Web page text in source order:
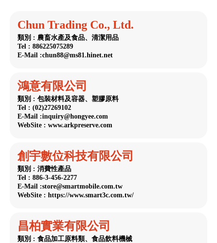
Chun Trading Co., Ltd.
類別 : 農畜水產及食品、清潔用品
Tel : 886225075289
E-Mail :chun88@ms81.hinet.net
鴻意有限公司
類別 : 包裝材料及容器、塑膠原料
Tel : (02)27269102
E-Mail :inquiry@hongyee.com
WebSite : www.arkpreserve.com
創宇數位科技有限公司
類別 : 消費性產品
Tel : 886-3-456-2277
E-Mail :store@smartmobile.com.tw
WebSite : https://www.smart3c.com.tw/
昌柏實業有限公司
類別 : 食品加工原料類、食品飲料機械